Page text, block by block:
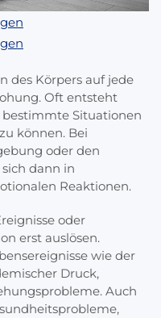
des Körpers auf jede
Oft entsteht
bestimmte Situationen
können. Bei
oder den
dann in
Reaktionen.
oder
erst auslösen.
wie der
Druck,
Auch